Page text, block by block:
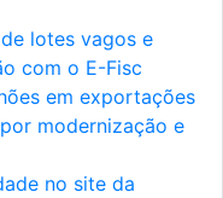
lotes vagos e
com o E-Fisc
em exportações
modernização e
no site da